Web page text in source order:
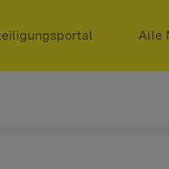
Fenster) (Öffnet in
Alle